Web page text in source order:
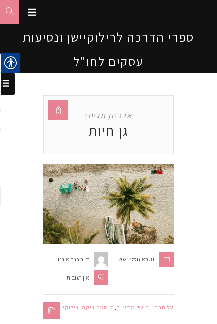
ספרי הדרכה לרילוקיישן ונסיעות
עסקים לחו"ל
ארכיון תגית:
גן חיות
ד"ר חנה אורנוי 31 באוגוסט 2021
אין תגובות
על תרבויות של מדינות קוסטה ריקה רילוקיישן